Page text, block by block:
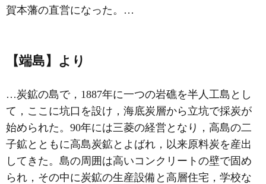
賀本藩の直営になった。…
【端島】より
…炭鉱の島で，1887年に一つの岩礁を半人工島とし
て，ここに坑口を設け，海底炭層から立坑で採炭が
始められた。90年には三菱の経営となり，高島の二
子鉱とともに高島炭鉱とよばれ，以来原料炭を産出
してきた。島の周囲は高いコンクリートの壁で固め
られ，その中に炭鉱の生産設備と高層住宅，学校な